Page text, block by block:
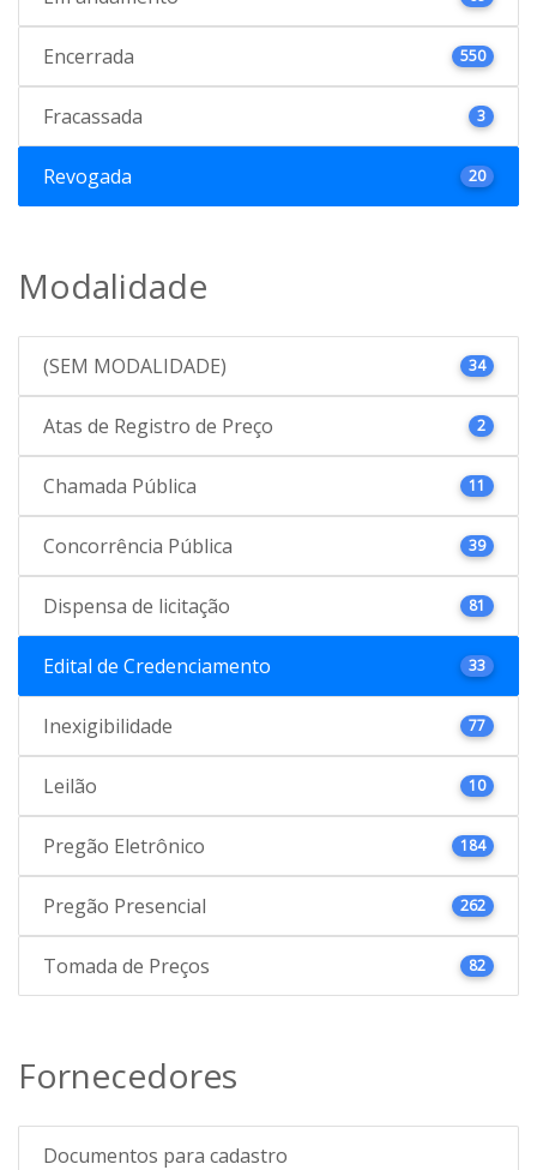
Encerrada 550
Fracassada 3
Revogada 20
Modalidade
(SEM MODALIDADE) 34
Atas de Registro de Preço 2
Chamada Pública 11
Concorrência Pública 39
Dispensa de licitação 81
Edital de Credenciamento 33
Inexigibilidade 77
Leilão 10
Pregão Eletrônico 184
Pregão Presencial 262
Tomada de Preços 82
Fornecedores
Documentos para cadastro